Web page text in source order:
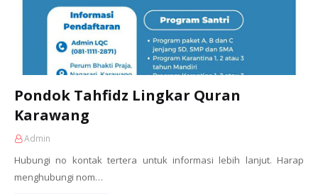
Pondok Tahfidz Lingkar Quran
Karawang
Admin
Hubungi no kontak tertera untuk informasi lebih lanjut. Harap
menghubungi nom…